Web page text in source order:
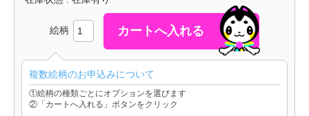
絵柄
複数絵柄のお申込みについて
①絵柄の種類ごとにオプションを選びます
②「カートへ入れる」ボタンをクリック